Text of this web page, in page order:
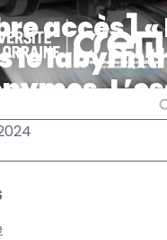
accès] «
le
»